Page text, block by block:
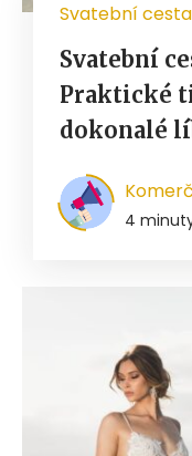
Svatební cesta
Svatební
Praktické
dokonalé
4